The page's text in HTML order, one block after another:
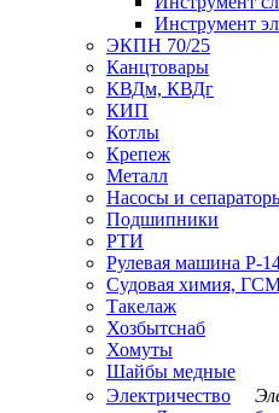
Инструмент
ЭКПН 70/25
Канцтовары
КВДм, КВДг
КИП
Котлы
Крепеж
Металл
Насосы и
Подшипники
РТИ
Рулевая машина Р-
Судовая химия,
Такелаж
Хозбытснаб
Хомуты
Шайбы медные
Электричество